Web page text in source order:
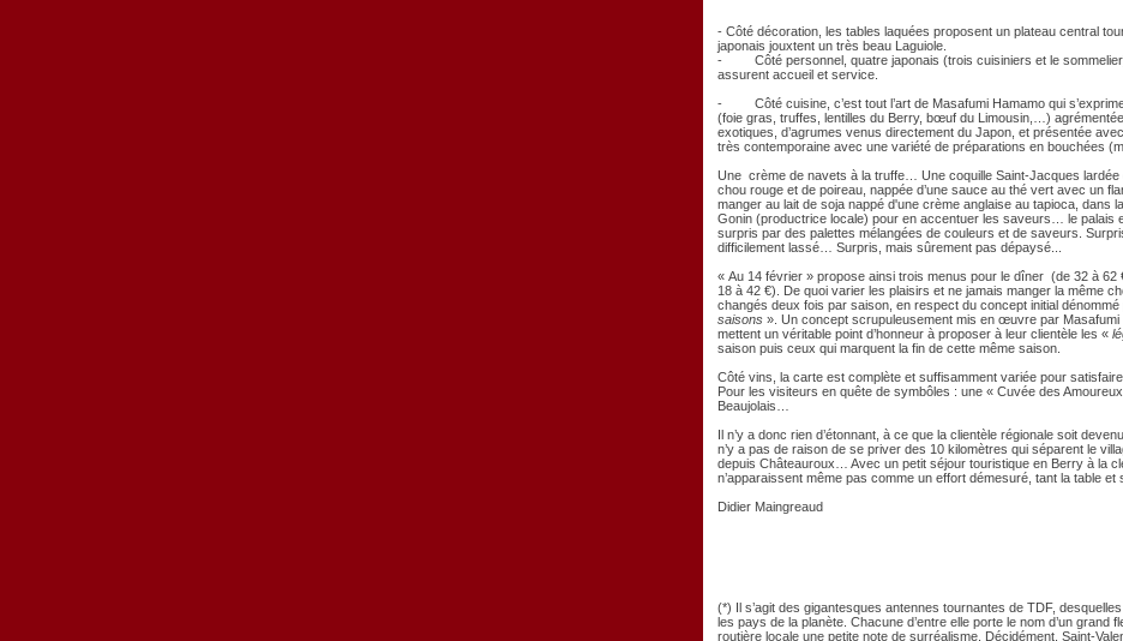
- Côté décoration, les tables laquées proposent un plateau central
japonais jouxtent un très beau Laguiole.
- Côté personnel, quatre japonais (trois cuisiniers et le
assurent accueil et service.
- Côté cuisine, c’est tout l’art de Masafumi Hamamo qui
(foie gras, truffes, lentilles du Berry, bœuf du Limousin,…)
exotiques, d’agrumes venus directement du Japon, et présentée
très contemporaine avec une variété de préparations en bouchées
Une crème de navets à la truffe… Une coquille Saint-Jacques lardée
chou rouge et de poireau, nappée d’une sauce au thé vert avec un
manger au lait de soja nappé d'une crème anglaise au tapioca, dans
Gonin (productrice locale) pour en accentuer les saveurs… le palais
surpris par des palettes mélangées de couleurs et de saveurs.
difficilement lassé… Surpris, mais sûrement pas dépaysé...
« Au 14 février » propose ainsi trois menus pour le dîner (de 32 à 62
18 à 42 €). De quoi varier les plaisirs et ne jamais manger la même
changés deux fois par saison, en respect du concept initial
saisons». Un concept scrupuleusement mis en œuvre par Masafumi
mettent un véritable point d’honneur à proposer à leur clientèle les «
saison puis ceux qui marquent la fin de cette même saison.
Côté vins, la carte est complète et suffisamment variée pour
Pour les visiteurs en quête de symbôles : une « Cuvée des
Beaujolais…
Il n’y a donc rien d’étonnant, à ce que la clientèle régionale soit
n’y a pas de raison de se priver des 10 kilomètres qui séparent le
depuis Châteauroux… Avec un petit séjour touristique en Berry à la
n’apparaissent même pas comme un effort démesuré, tant la table et
Didier Maingreaud
(*) Il s’agit des gigantesques antennes tournantes de TDF,
les pays de la planète. Chacune d’entre elle porte le nom d’un grand
routière locale une petite note de surréalisme. Décidément, Saint-